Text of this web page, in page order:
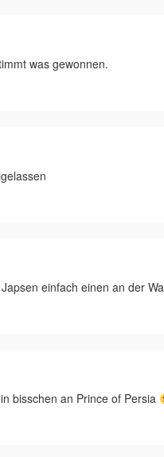
was gewonnen.
einfach einen an der
bisschen an Prince of Persia